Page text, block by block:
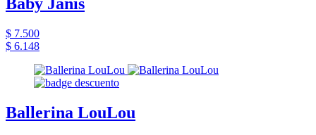
$ 7.500
$ 6.148
Ballerina LouLou